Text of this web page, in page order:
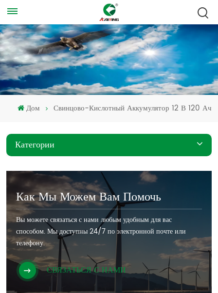
Дом Свинцово-Кислотный Аккумулятор 12 В 120 Ач
Категории
Как Мы Можем Вам Помочь
Вы можете связаться с нами любым удобным для вас
способом. Мы доступны 24/7 по электронной почте или
телефону.
СВЯЗАТЬСЯ С НАМИ